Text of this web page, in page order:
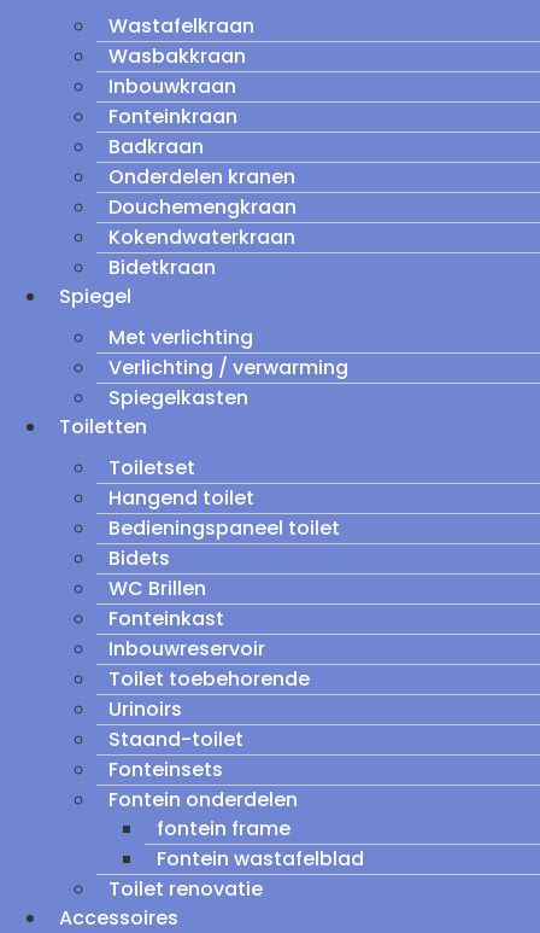
Wastafelkraan
Wasbakkraan
Inbouwkraan
Fonteinkraan
Badkraan
Onderdelen kranen
Douchemengkraan
Kokendwaterkraan
Bidetkraan
Spiegel
Met verlichting
Verlichting / verwarming
Spiegelkasten
Toiletten
Toiletset
Hangend toilet
Bedieningspaneel toilet
Bidets
WC Brillen
Fonteinkast
Inbouwreservoir
Toilet toebehorende
Urinoirs
Staand-toilet
Fonteinsets
Fontein onderdelen
fontein frame
Fontein wastafelblad
Toilet renovatie
Accessoires